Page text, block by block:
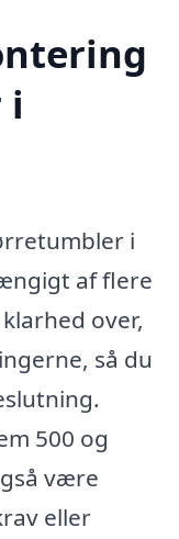
i
i
af flere
over,
så du
500 og
være
eller